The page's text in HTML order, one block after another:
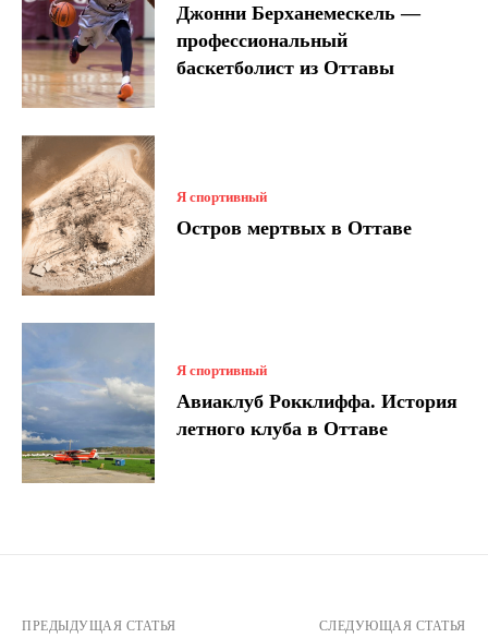
Джонни Берханемескель —
профессиональный
баскетболист из Оттавы
Я спортивный
Остров мертвых в Оттаве
Я спортивный
Авиаклуб Рокклиффа. История
летного клуба в Оттаве
ПРЕДЫДУЩАЯ СТАТЬЯ СЛЕДУЮЩАЯ СТАТЬЯ